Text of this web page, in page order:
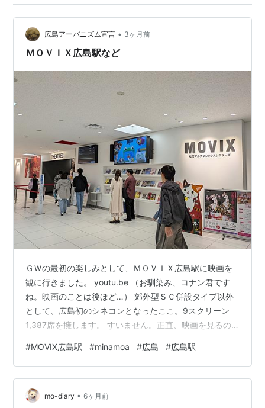
広島アーバニズム宣言 • 3ヶ月前
ＭＯＶＩＸ広島駅など
ＧＷの最初の楽しみとして、ＭＯＶＩＸ広島駅に映画を
観に行きました。 youtu.be （お馴染み、コナン君です
ね。映画のことは後ほど…） 郊外型ＳＣ併設タイプ以外
として、広島初のシネコンとなったここ。9スクリーン
1,387席を擁します。 すいません。正直、映画を見るの
のシネコンが、他のシネコンと比較してどれだけ優れて
いるのか等、よく分かりません。 ただ、まあ、昔と比較
すると随分便利ですね。チケットはネットで予約できる
し、ドリンクはドリンクバー。非常に便利です。 （フー
#MOVIX広島駅 #minamoa #広島 #広島駅
mo-diary • 6ヶ月前